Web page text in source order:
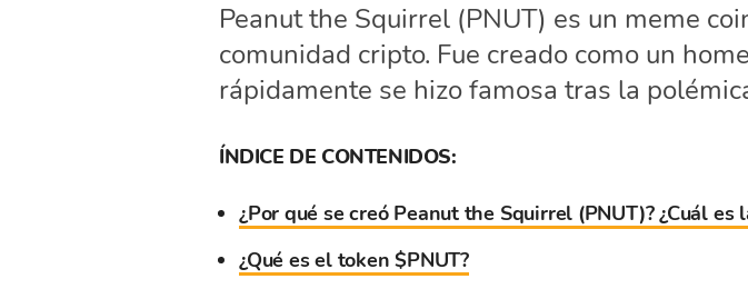
Peanut the Squirrel (PNUT) es un meme
comunidad cripto. Fue creado como un
rápidamente se hizo famosa tras la
ÍNDICE DE CONTENIDOS:
¿Por qué se creó Peanut the Squirrel (PNUT)? ¿Cuál es
¿Qué es el token $PNUT?